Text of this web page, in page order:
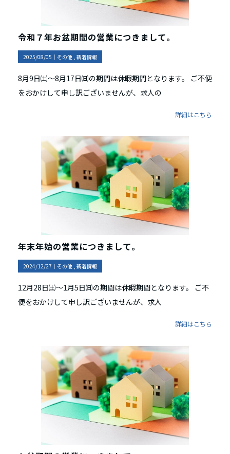
令和７年お盆期間の営業につきまして。
2025/08/05｜ その他 新着情報
8月9日㈯～8月17日㈰の期間は休暇期間となります。 ご不便
をおかけして申し訳ございませんが、求人の
詳細はこちら
年末年始の営業につきまして。
2024/12/27｜ その他 新着情報
12月28日㈯～1月5日㈰の期間は休暇期間となります。 ご不
便をおかけして申し訳ございませんが、求人
詳細はこちら